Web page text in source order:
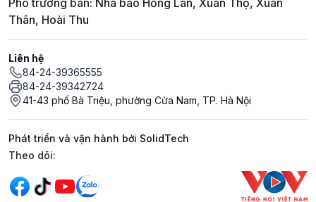
Thân, Hoài Thu
Liên hệ
84-24-39365555
84-24-39342724
41-43 phố Bà Triệu, phường Cửa Nam, TP. Hà Nội
Phát triển và vận hành bởi SolidTech
Mạng xã hội
Theo dõi: